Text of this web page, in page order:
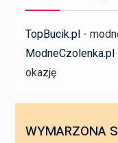
TopBucik.pl-
ModneCzolenka.pl
okazję
WYMARZONA